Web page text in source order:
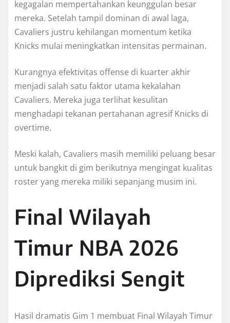
kegagalan mempertahankan keunggulan besar
mereka. Setelah tampil dominan di awal laga,
Cavaliers justru kehilangan momentum ketika
Knicks mulai meningkatkan intensitas permainan.
Kurangnya efektivitas offense di kuarter akhir
menjadi salah satu faktor utama kekalahan
Cavaliers. Mereka juga terlihat kesulitan
menghadapi tekanan pertahanan agresif Knicks di
overtime.
Meski kalah, Cavaliers masih memiliki peluang besar
untuk bangkit di gim berikutnya mengingat kualitas
roster yang mereka miliki sepanjang musim ini.
Final Wilayah
Timur NBA 2026
Diprediksi Sengit
Hasil dramatis Gim 1 membuat Final Wilayah Timur